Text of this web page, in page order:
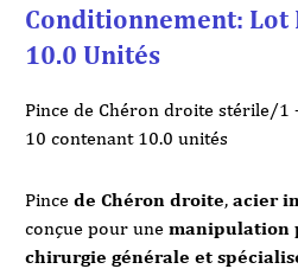
Conditionnement: Lot
10.0 Unités
Pince de Chéron droite stérile/1
10 contenant 10.0 unités
Pince de Chéron droite, acier
conçue pour une manipulation
chirurgie générale et